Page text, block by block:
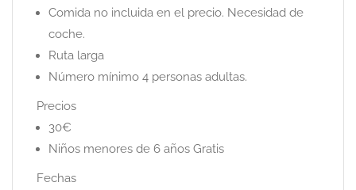
Comida no incluida en el precio. Necesidad de
coche.
Ruta larga
Número mínimo 4 personas adultas.
Precios
30€
Niños menores de 6 años Gratis
Fechas